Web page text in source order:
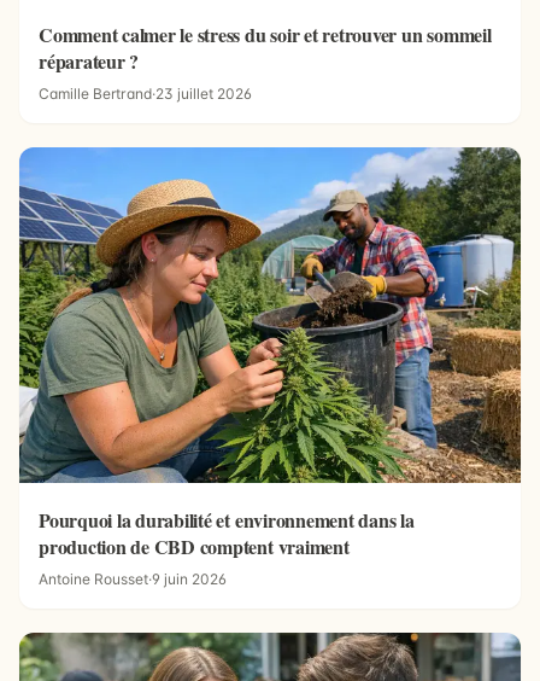
Comment calmer le stress du soir et retrouver un sommeil
réparateur ?
Camille Bertrand·23 juillet 2026
Pourquoi la durabilité et environnement dans la
production de CBD comptent vraiment
Antoine Rousset·9 juin 2026